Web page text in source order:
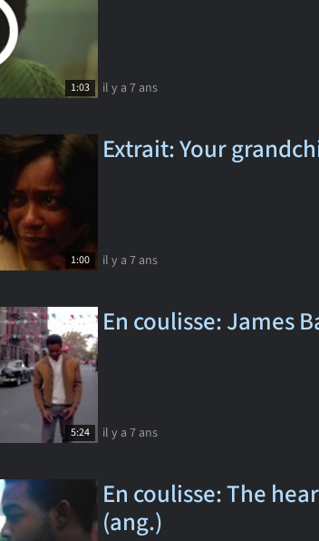
1:03 il y a 7 ans
1:00
Extrait: Your
il y a 7 ans
5:24
En coulisse: James
il y a 7 ans
En coulisse: The
(ang.)